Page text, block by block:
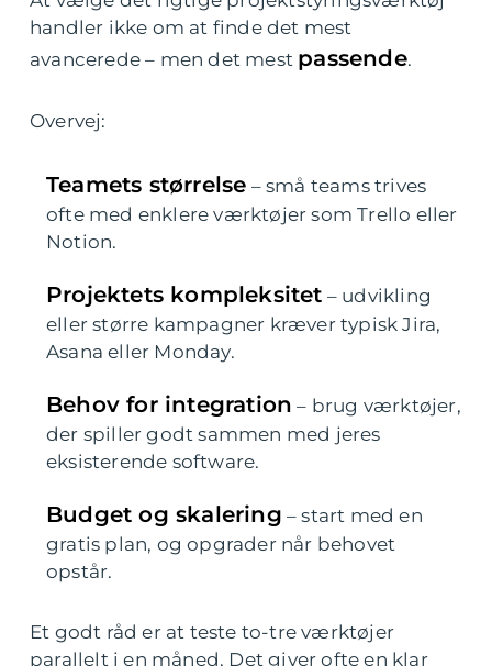
handler ikke om at finde det mest
avancerede – men det mest passende.
Overvej:
Teamets størrelse – små teams trives
ofte med enklere værktøjer som Trello eller
Notion.
Projektets kompleksitet – udvikling
eller større kampagner kræver typisk Jira,
Asana eller Monday.
Behov for integration – brug værktøjer,
der spiller godt sammen med jeres
eksisterende software.
Budget og skalering – start med en
gratis plan, og opgrader når behovet
opstår.
Et godt råd er at teste to-tre værktøjer
parallelt i en måned. Det giver ofte en klar